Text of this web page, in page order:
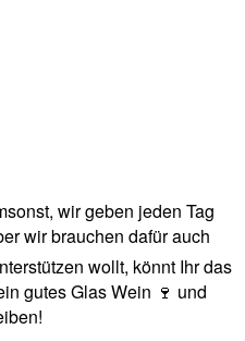
wir geben jeden Tag
wir brauchen dafür auch
wollt, könnt Ihr das
gutes Glas Wein 🍷 und